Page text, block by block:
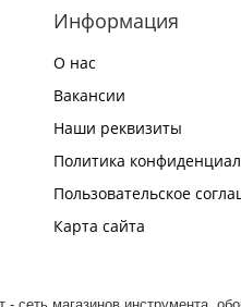
Информация
О нас
Вакансии
Наши реквизиты
Политика
Пользовательское
Карта сайта